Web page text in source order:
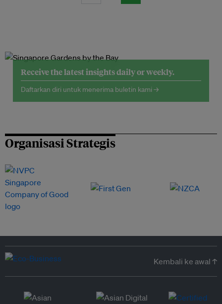
Receive the latest insights daily or weekly.
Daftarkan diri untuk menerima buletin kami →
Organisasi Strategis
Kembali ke awal ↑